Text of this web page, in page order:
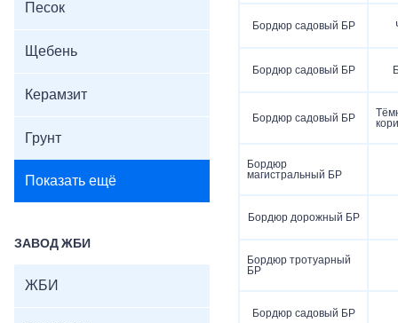
Песок
Щебень
Керамзит
Грунт
Показать ещё
ЗАВОД ЖБИ
ЖБИ
Бордюр садовый БР
Бордюр садовый БР
Бордюр садовый БР
Бордюр
магистральный БР
Бордюр дорожный БР
Бордюр тротуарный
БР
Бордюр садовый БР